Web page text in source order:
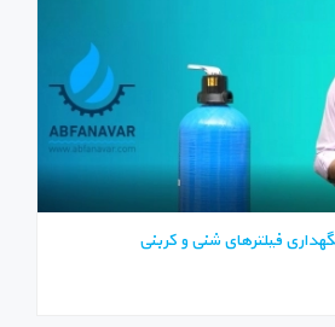
فیلترهای شنی و کربنی